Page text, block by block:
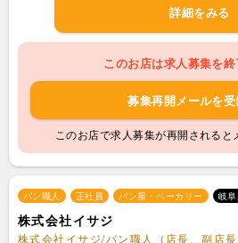
詳細をみる
このお店は求人募集を
募集再開メールを受
このお店で求人募集が再開される
パン職人 正社員 パン屋・ベーカリー 岐
株式会社イサジ
株式会社イサジ/パン職人（店長、副店